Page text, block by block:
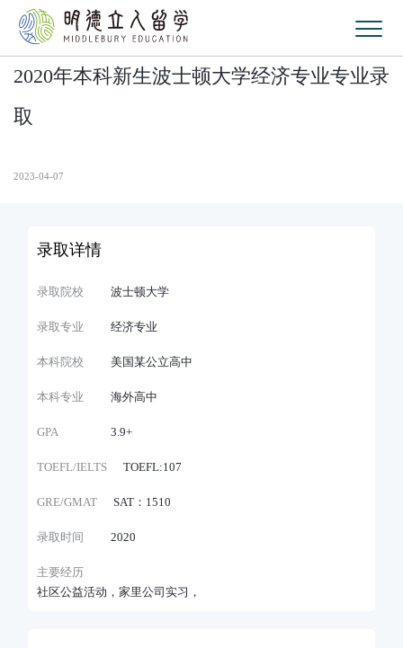
2020年本科新生波士顿大学经济专业专业录
取
2023-04-07
录取详情
录取院校 波士顿大学
录取专业 经济专业
本科院校 美国某公立高中
本科专业 海外高中
GPA 3.9+
TOEFL/IELTS TOEFL:107
GRE/GMAT SAT：1510
录取时间 2020
主要经历
社区公益活动，家里公司实习，